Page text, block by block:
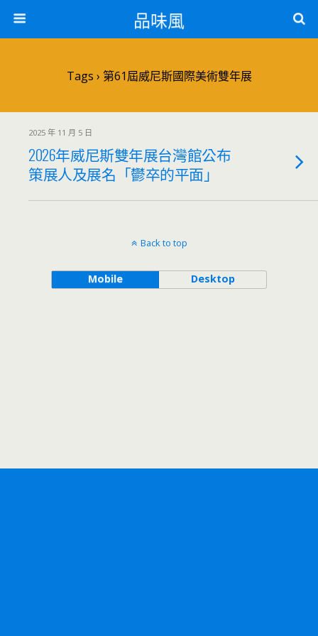
品味風
Tags › 第61屆威尼斯國際美術雙年展
2025 年 11 月 5 日
2026年威尼斯雙年展台灣館公布
策展人及展名「鬱卒的平面」
Back to top
Mobile Desktop